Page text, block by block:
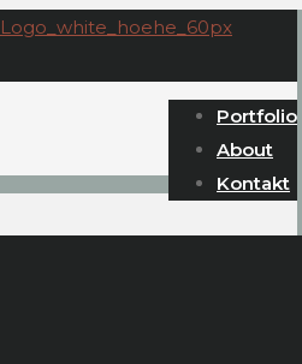
Portfolio
About
Kontakt